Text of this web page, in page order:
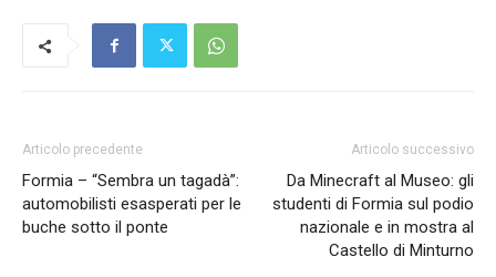
Articolo precedente
Formia – “Sembra un tagadà”:
automobilisti esasperati per le
buche sotto il ponte
Articolo successivo
Da Minecraft al Museo: gli
studenti di Formia sul podio
nazionale e in mostra al
Castello di Minturno